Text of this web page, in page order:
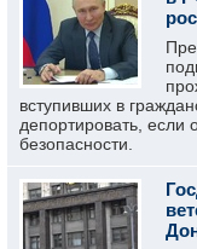
вступивших в
депортировать, если
безопасности.